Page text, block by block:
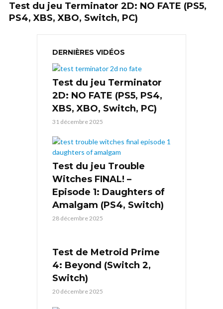
Test du jeu Terminator 2D: NO FATE (PS5,
PS4, XBS, XBO, Switch, PC)
DERNIÈRES VIDÉOS
Test du jeu Terminator
2D: NO FATE (PS5, PS4,
XBS, XBO, Switch, PC)
31 décembre 2025
Test du jeu Trouble
Witches FINAL! –
Episode 1: Daughters of
Amalgam (PS4, Switch)
28 décembre 2025
Test de Metroid Prime
4: Beyond (Switch 2,
Switch)
20 décembre 2025